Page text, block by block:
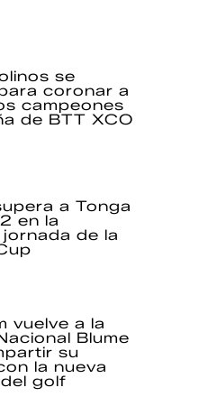
se
coronar a
campeones
de BTT XCO
a Tonga
en la
de la
vuelve a la
Blume
su
la nueva
golf